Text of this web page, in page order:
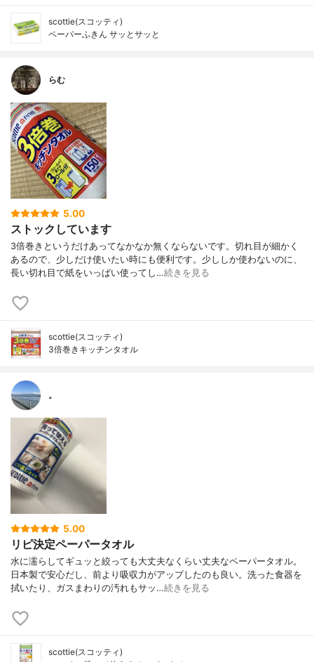
scottie(スコッティ)
ペーパーふきん サッとサッと
らむ
5.00
ストックしています
3倍巻きというだけあってなかなか無くならないです。切れ目が細かく
あるので、少しだけ使いたい時にも便利です。少ししか使わないのに、
長い切れ目で紙をいっぱい使ってし…続きを見る
scottie(スコッティ)
3倍巻きキッチンタオル
。
5.00
リピ決定ペーパータオル
水に濡らしてギュッと絞っても大丈夫なくらい丈夫なペーパータオル。
日本製で安心だし、前より吸収力がアップしたのも良い。洗った食器を
拭いたり、ガスまわりの汚れもサッ…続きを見る
scottie(スコッティ)